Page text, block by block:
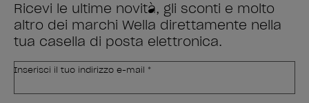
Ricevi le ultime novità, gli sconti e molto
altro dei marchi Wella direttamente nella
tua casella di posta elettronica.
Inserisci il tuo indirizzo e-mail *